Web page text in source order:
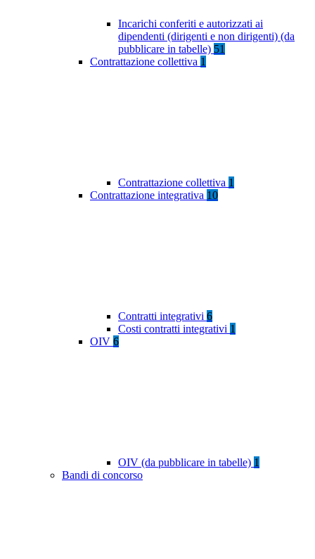
Incarichi conferiti e autorizzati ai
dipendenti (dirigenti e non dirigenti) (da
pubblicare in tabelle) 51
Contrattazione collettiva 1
Contrattazione collettiva 1
Contrattazione integrativa 10
Contratti integrativi 6
Costi contratti integrativi 1
OIV 6
OIV (da pubblicare in tabelle) 1
Bandi di concorso